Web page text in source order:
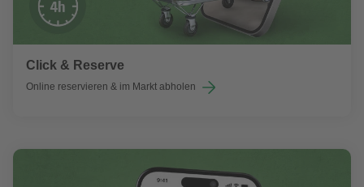
Click & Reserve
Online reservieren & im Markt abholen